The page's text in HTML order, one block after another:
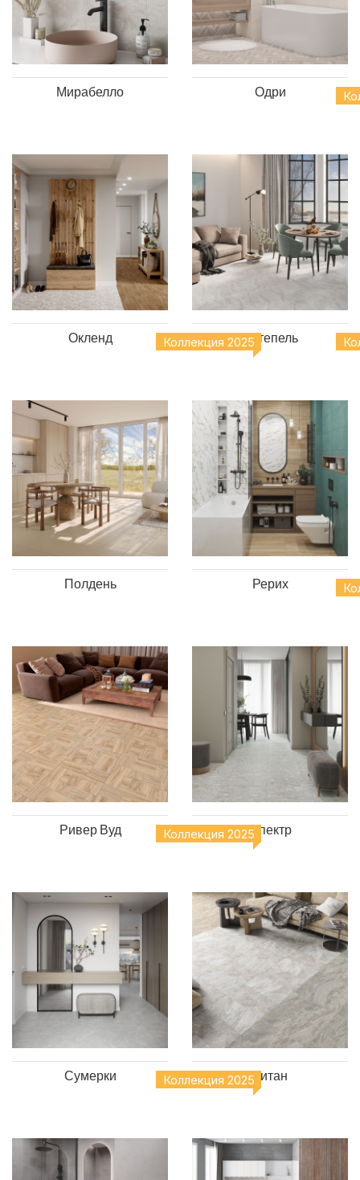
Мирабелло Одри
Окленд Оттепель
Полдень
Коллекция 2025
Рерих
Ривер Вуд Спектр
Сумерки
Коллекция 2025
Титан
Коллекция 2025